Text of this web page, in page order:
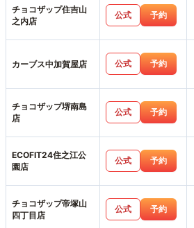
チョコザップ住吉山
之内店
公式 予約
カーブス中加賀屋店 公式 予約
チョコザップ堺南島
店
公式 予約
ECOFIT24住之江公
園店
公式 予約
チョコザップ帝塚山
四丁目店
公式 予約